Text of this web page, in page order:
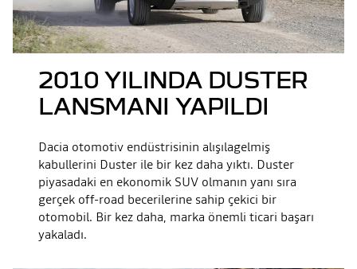
2010 YILINDA DUSTER
LANSMANI YAPILDI
Dacia otomotiv endüstrisinin alışılagelmiş
kabullerini Duster ile bir kez daha yıktı. Duster
piyasadaki en ekonomik SUV olmanın yanı sıra
gerçek off-road becerilerine sahip çekici bir
otomobil. Bir kez daha, marka önemli ticari başarı
yakaladı.